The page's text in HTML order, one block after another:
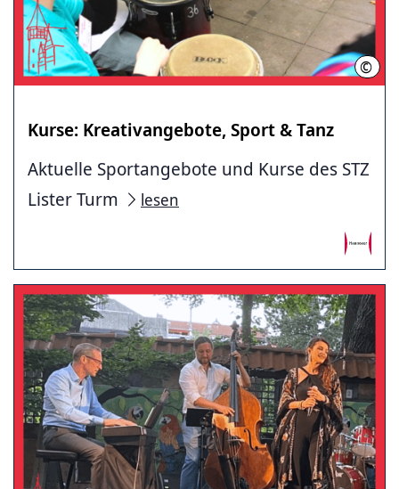
© STZ
Kurse: Kreativangebote, Sport & Tanz
Aktuelle Sportangebote und Kurse des STZ
Lister Turm
lesen